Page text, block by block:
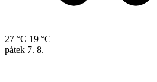
27 °C 19 °C
pátek 7. 8.